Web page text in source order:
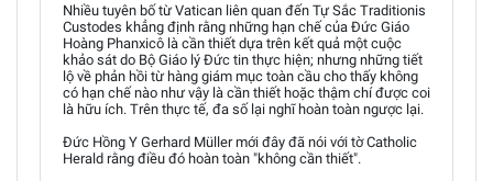
Nhiều tuyên bố từ Vatican liên quan đến Tự Sắc Traditionis
Custodes khẳng định rằng những hạn chế của Đức Giáo
Hoàng Phanxicô là cần thiết dựa trên kết quả một cuộc
khảo sát do Bộ Giáo lý Đức tin thực hiện; nhưng những tiết
lộ về phản hồi từ hàng giám mục toàn cầu cho thấy không
có hạn chế nào như vậy là cần thiết hoặc thậm chí được coi
là hữu ích. Trên thực tế, đa số lại nghĩ hoàn toàn ngược lại.
Đức Hồng Y Gerhard Müller mới đây đã nói với tờ Catholic
Herald rằng điều đó hoàn toàn "không cần thiết".